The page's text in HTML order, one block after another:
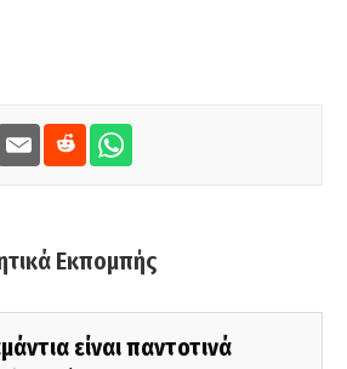
Εκπομπής
είναι παντοτινά